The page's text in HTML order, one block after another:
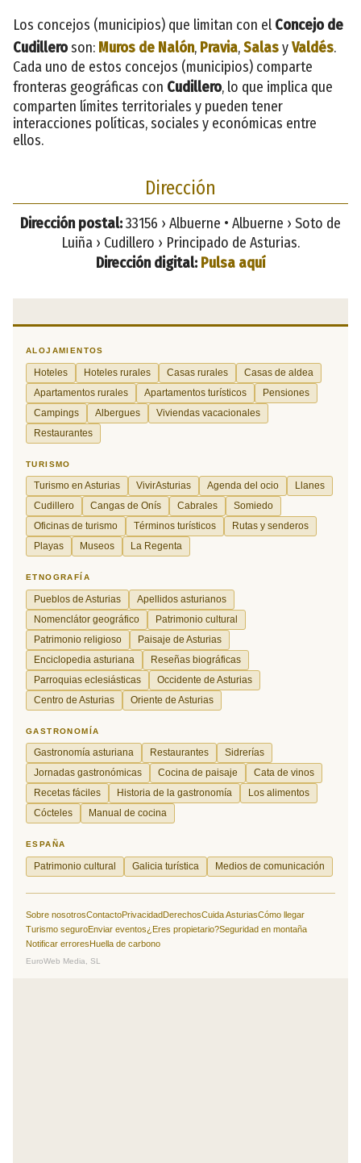
Los concejos (municipios) que limitan con el Concejo de
Cudilleroson: Muros de Nalón, Pravia,SalasyValdés.
Cada uno de estos concejos (municipios) comparte
fronteras geográficas con Cudillero, lo que implica que
comparten límites territoriales y pueden tener
interacciones políticas, sociales y económicas entre
ellos.
Dirección
Dirección postal:33156 › Albuerne • Albuerne › Soto de
Luiña › Cudillero › Principado de Asturias.
Dirección digital: Pulsa aquí